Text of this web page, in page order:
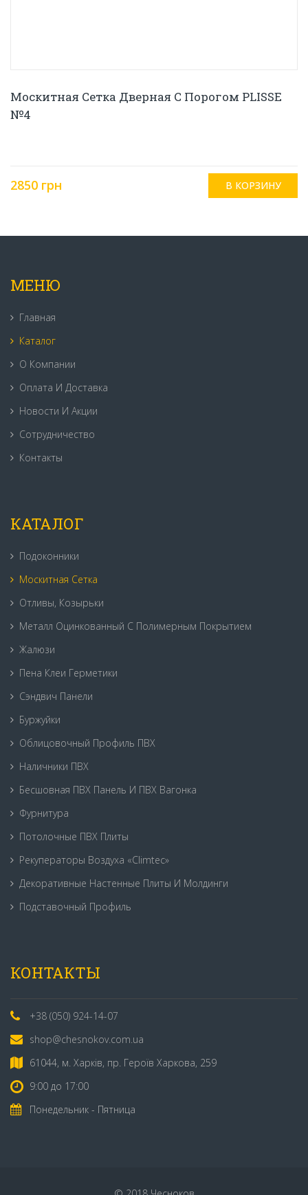
Москитная Сетка Дверная С Порогом PLISSE
№4
2850 грн
МЕНЮ
Главная
Каталог
О Компании
Оплата И Доставка
Новости И Акции
Сотрудничество
Контакты
КАТАЛОГ
Подоконники
Москитная Сетка
Отливы, Козырьки
Металл Оцинкованный С Полимерным Покрытием
Жалюзи
Пена Клеи Герметики
Сэндвич Панели
Буржуйки
Облицовочный Профиль ПВХ
Наличники ПВХ
Бесшовная ПВХ Панель И ПВХ Вагонка
Фурнитура
Потолочные ПВХ Плиты
Рекуператоры Воздуха «Climtec»
Декоративные Настенные Плиты И Молдинги
Подставочный Профиль
КОНТАКТЫ
+38 (050) 924-14-07
shop@chesnokov.com.ua
61044, м. Харків, пр. Героїв Харкова, 259
9:00 до 17:00
Понедельник - Пятница